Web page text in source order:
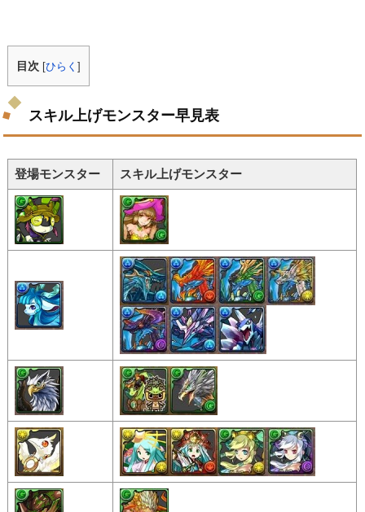
目次 [ひらく]
スキル上げモンスター早見表
登場モンスター スキル上げモンスター